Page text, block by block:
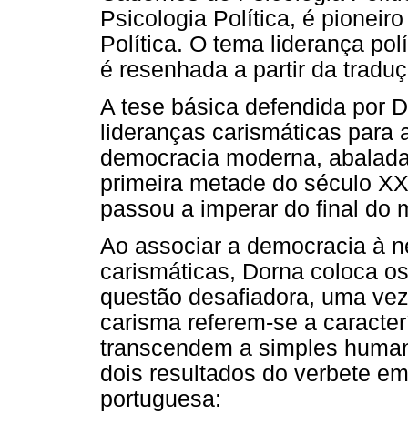
Psicologia Política, é
Política. O tema liderança
é resenhada a partir da
A tese básica defendida por
lideranças carismáticas para
democracia moderna,
primeira metade do século
passou a imperar do final do
Ao associar a democracia à
carismáticas, Dorna coloca
questão desafiadora, uma
carisma referem-se a
transcendem a simples
dois resultados do verbete
portuguesa: